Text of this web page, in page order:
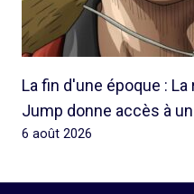
La fin d'une époque :
Jump donne accès à
6 août 2026